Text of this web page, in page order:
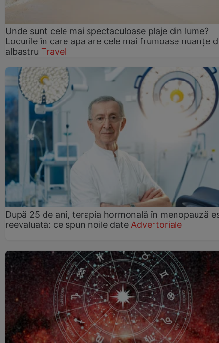
Unde sunt cele mai spectaculoase plaje din lume?
Locurile în care apa are cele mai frumoase nuanțe
albastru Travel
După 25 de ani, terapia hormonală în menopauză
reevaluată: ce spun noile date Advertoriale